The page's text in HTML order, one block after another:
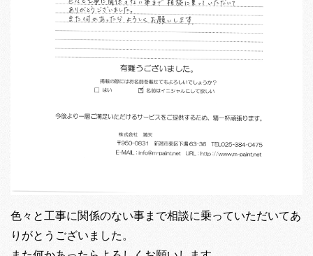
色々と工事に関係のない事まで相談に乗っていただいてあ
りがとうございました。